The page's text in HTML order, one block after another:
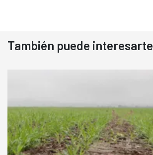
También puede interesarte